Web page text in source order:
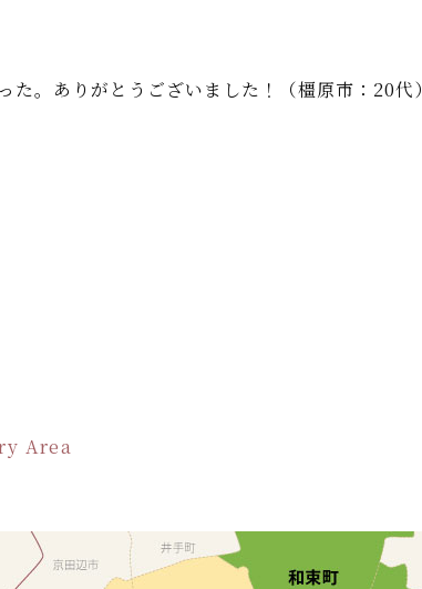
。ありがとうございました！（橿原市：20代）
Area